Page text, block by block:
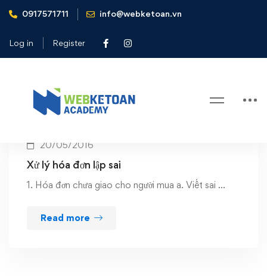
0917571711 info@webketoan.vn
Log in Register
Home Xử lý hóa đơn lập sai
Tag: Xử lý hóa đơn lập sai
20/05/2016
Xử lý hóa đơn lập sai
1. Hóa đơn chưa giao cho người mua a. Viết sai …
Read more